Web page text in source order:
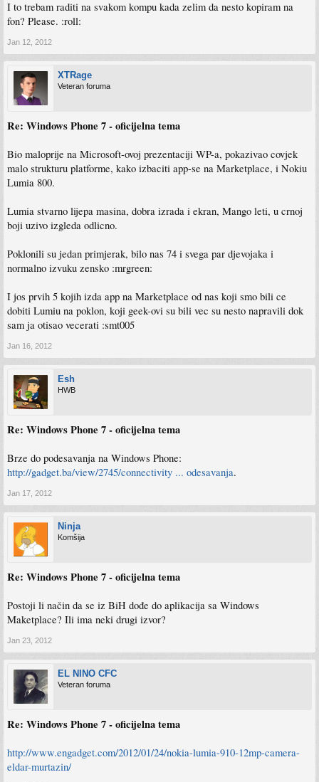
I to trebam raditi na svakom kompu kada zelim da nesto kopiram na
fon? Please. :roll:
Jan 12, 2012
XTRage
Veteran foruma
Re: Windows Phone 7 - oficijelna tema
Bio maloprije na Microsoft-ovoj prezentaciji WP-a, pokazivao covjek
malo strukturu platforme, kako izbaciti app-se na Marketplace, i Nokiu
Lumia 800.
Lumia stvarno lijepa masina, dobra izrada i ekran, Mango leti, u crnoj
boji uzivo izgleda odlicno.
Poklonili su jedan primjerak, bilo nas 74 i svega par djevojaka i
normalno izvuku zensko :mrgreen:
I jos prvih 5 kojih izda app na Marketplace od nas koji smo bili ce
dobiti Lumiu na poklon, koji geek-ovi su bili vec su nesto napravili dok
sam ja otisao vecerati :smt005
Jan 16, 2012
Esh
HWB
Re: Windows Phone 7 - oficijelna tema
Brze do podesavanja na Windows Phone:
http://gadget.ba/view/2745/connectivity ... odesavanja.
Jan 17, 2012
Ninja
Komšija
Re: Windows Phone 7 - oficijelna tema
Postoji li način da se iz BiH dođe do aplikacija sa Windows
Maketplace? Ili ima neki drugi izvor?
Jan 23, 2012
EL NINO CFC
Veteran foruma
Re: Windows Phone 7 - oficijelna tema
http://www.engadget.com/2012/01/24/nokia-lumia-910-12mp-camera-
eldar-murtazin/